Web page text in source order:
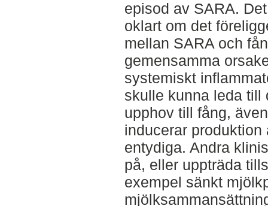
episod av SARA.
oklart om det
mellan SARA och
gemensamma
systemiskt
skulle kunna leda till
upphov till fång,
inducerar
entydiga. Andra
på, eller uppträda
exempel sänkt